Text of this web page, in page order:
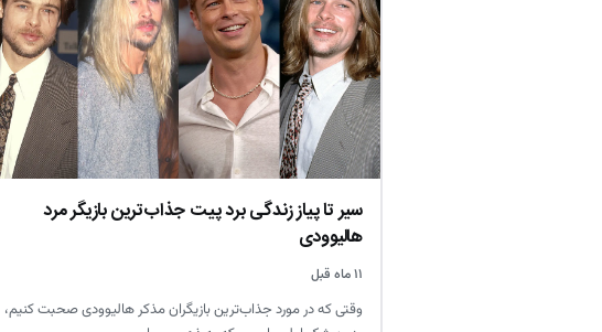
سیر تا پیاز زندگی برد پیت جذاب‌ترین بازیگر مرد
هالیوودی
۱۱ ماه قبل
وقتی که در مورد جذاب‌ترین بازیگران مذکر هالیوودی صحبت کنیم،